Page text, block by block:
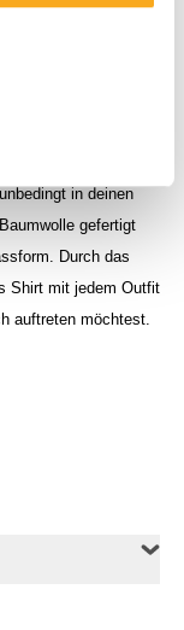
in deinen
gefertigt
Durch das
Shirt mit jedem Outfit
auftreten möchtest.